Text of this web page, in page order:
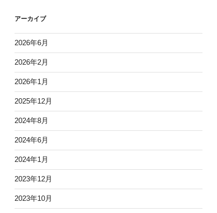
アーカイブ
2026年6月
2026年2月
2026年1月
2025年12月
2024年8月
2024年6月
2024年1月
2023年12月
2023年10月